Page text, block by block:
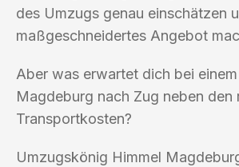
des Umzugs genau einschätzen
maßgeschneidertes Angebot
Aber was erwartet dich bei
Magdeburg nach Zug neben den
Transportkosten?
Umzugskönig Himmel